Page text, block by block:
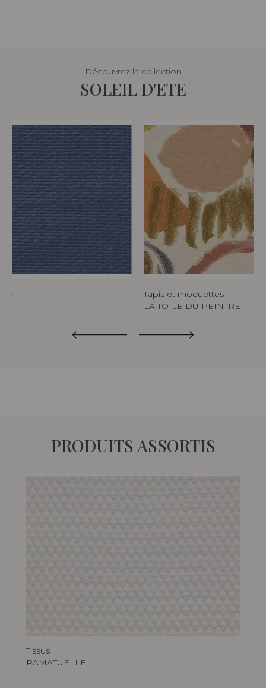
Découvrez la collection
SOLEIL D'ETE
Tapis et moquettes
LA TOILE DU PEINTRE
PRODUITS ASSORTIS
Tissus
RAMATUELLE